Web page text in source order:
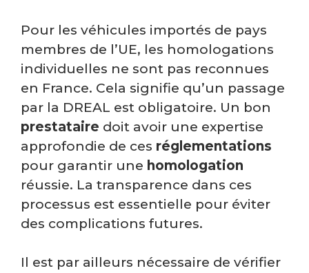
Pour les véhicules importés de pays
membres de l’UE, les homologations
individuelles ne sont pas reconnues
en France. Cela signifie qu’un passage
par la DREAL est obligatoire. Un bon
prestataire doit avoir une expertise
approfondie de ces réglementations
pour garantir une homologation
réussie. La transparence dans ces
processus est essentielle pour éviter
des complications futures.
Il est par ailleurs nécessaire de vérifier